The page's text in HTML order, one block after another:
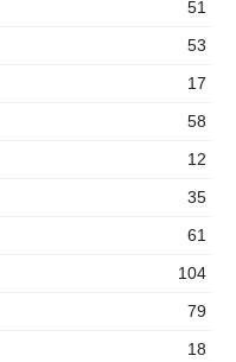
51
53
17
58
12
35
61
104
79
18